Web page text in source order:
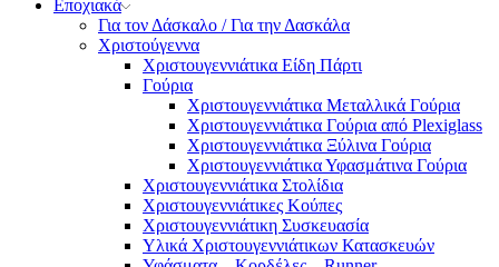
Εποχιακά
Για τον Δάσκαλο / Για την Δασκάλα
Χριστούγεννα
Χριστουγεννιάτικα Είδη Πάρτι
Γούρια
Χριστουγεννιάτικα Μεταλλικά Γούρια
Χριστουγεννιάτικα Γούρια από Plexiglass
Χριστουγεννιάτικα Ξύλινα Γούρια
Χριστουγεννιάτικα Υφασμάτινα Γούρια
Χριστουγεννιάτικα Στολίδια
Χριστουγεννιάτικες Κούπες
Χριστουγεννιάτικη Συσκευασία
Υλικά Χριστουγεννιάτικων Κατασκευών